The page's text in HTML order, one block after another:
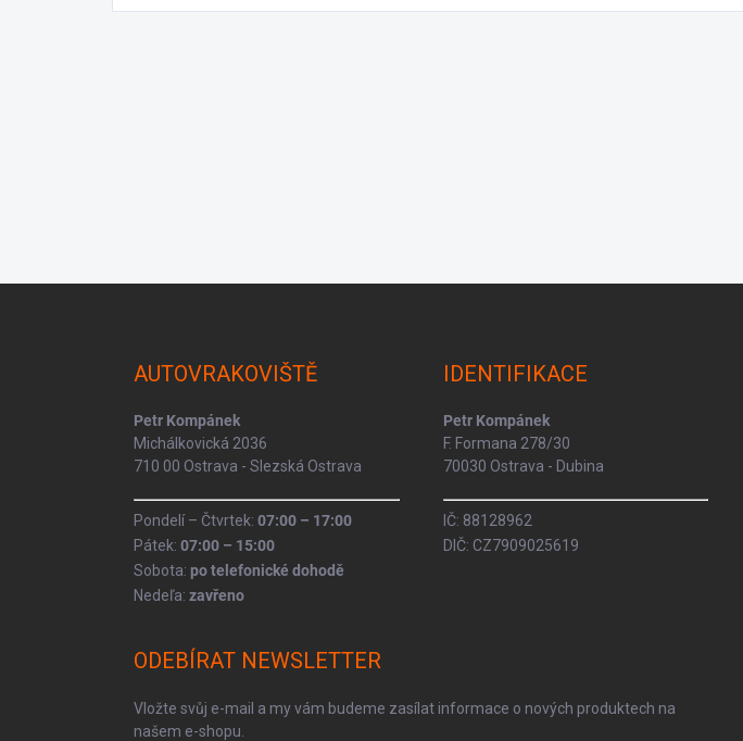
AUTOVRAKOVIŠTĚ
Petr Kompánek
Michálkovická 2036
710 00 Ostrava - Slezská Ostrava
Pondelí – Čtvrtek: 07:00 – 17:00
Pátek: 07:00 – 15:00
Sobota: po telefonické dohodě
Nedeľa: zavřeno
IDENTIFIKACE
Petr Kompánek
F. Formana 278/30
70030 Ostrava - Dubina
IČ: 88128962
DIČ: CZ7909025619
ODEBÍRAT NEWSLETTER
Vložte svůj e-mail a my vám budeme zasílat informace o nových produktech na
našem e-shopu.